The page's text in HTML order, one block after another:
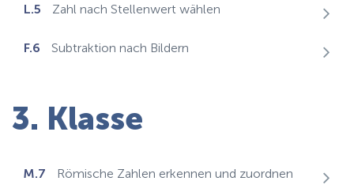
L.5 Zahl nach Stellenwert wählen
F.6 Subtraktion nach Bildern
3. Klasse
M.7 Römische Zahlen erkennen und zuordnen